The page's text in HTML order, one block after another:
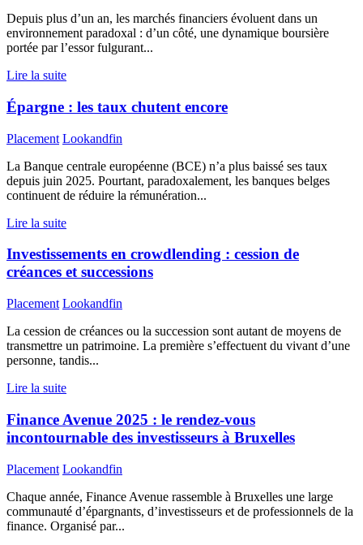
Depuis plus d’un an, les marchés financiers évoluent dans un
environnement paradoxal : d’un côté, une dynamique boursière
portée par l’essor fulgurant...
Lire la suite
Épargne : les taux chutent encore
Placement Lookandfin
La Banque centrale européenne (BCE) n’a plus baissé ses taux
depuis juin 2025. Pourtant, paradoxalement, les banques belges
continuent de réduire la rémunération...
Lire la suite
Investissements en crowdlending : cession de
créances et successions
Placement Lookandfin
La cession de créances ou la succession sont autant de moyens de
transmettre un patrimoine. La première s’effectuent du vivant d’une
personne, tandis...
Lire la suite
Finance Avenue 2025 : le rendez-vous
incontournable des investisseurs à Bruxelles
Placement Lookandfin
Chaque année, Finance Avenue rassemble à Bruxelles une large
communauté d’épargnants, d’investisseurs et de professionnels de la
finance. Organisé par...